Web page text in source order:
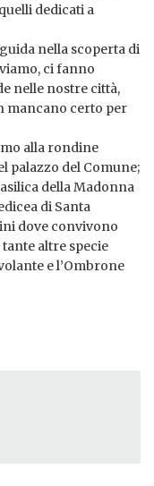
dedicati a
nella scoperta di
ci fanno
nelle nostre città,
mancano certo per
alla rondine
palazzo del Comune;
della Madonna
di Santa
dove convivono
altre specie
e l’Ombrone